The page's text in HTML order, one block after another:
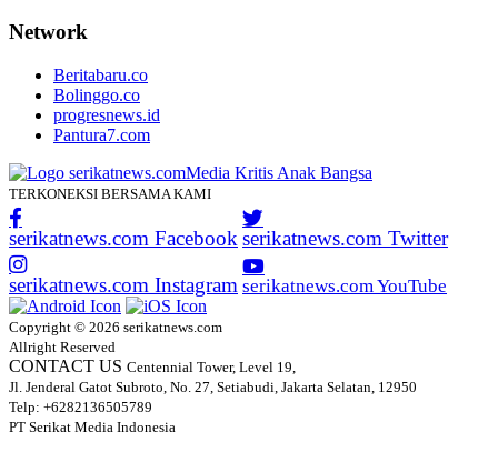
Network
Beritabaru.co
Bolinggo.co
progresnews.id
Pantura7.com
TERKONEKSI BERSAMA KAMI
serikatnews.com Facebook serikatnews.com Twitter
serikatnews.com Instagram serikatnews.com YouTube
Copyright © 2026 serikatnews.com
Allright Reserved
CONTACT US Centennial Tower, Level 19,
Jl. Jenderal Gatot Subroto, No. 27, Setiabudi, Jakarta Selatan, 12950
Telp: +6282136505789
PT Serikat Media Indonesia